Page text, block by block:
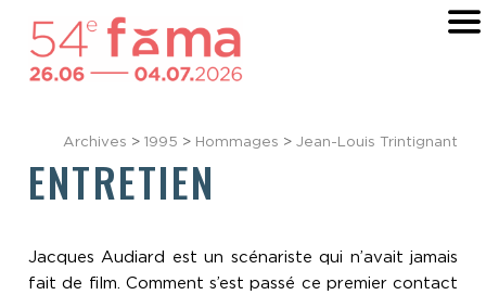
Archives > 1995 > Hommages > Jean-Louis Trintignant
ENTRETIEN
Jacques Audiard est un scénariste qui n’avait jamais
fait de film. Comment s’est passé ce premier contact